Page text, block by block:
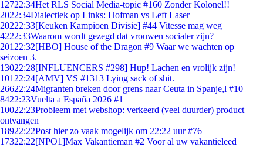
12722:34Het RLS Social Media-topic #160 Zonder Kolonel!!
2022:34Dialectiek op Links: Hofman vs Left Laser
20222:33[Keuken Kampioen Divisie] #44 Vitesse mag weg
4222:33Waarom wordt gezegd dat vrouwen socialer zijn?
201 22:32[HBO] House of the Dragon #9 Waar we wachten op
seizoen 3.
13022:28[INFLUENCERS #298] Hup! Lachen en vrolijk zijn!
101 22:24[AMV] VS #1313 Lying sack of shit.
26622:24Migranten breken door grens naar Ceuta in Spanje,l #10
8422:23Vuelta a España 2026 #1
10022:23Probleem met webshop: verkeerd (veel duurder) product
ontvangen
18922:22Post hier zo vaak mogelijk om 22:22 uur #76
17322:22[NPO1]Max Vakantieman #2 Voor al uw vakantieleed